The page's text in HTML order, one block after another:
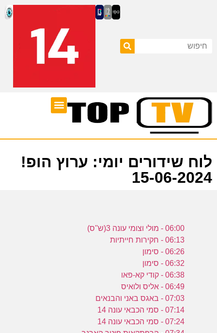
לוח שידורים יומי: ערוץ הופ!
15-06-2024
06:00 - מולי וצומי עונה 3(ש''ס)
06:13 - חקירות חייתיות
06:26 - סימון
06:32 - סימון
06:38 - קודי קא-פאו
06:49 - אליס ולואיס
07:03 - באגס באני והבנאים
07:14 - סמי הכבאי עונה 14
07:24 - סמי הכבאי עונה 14